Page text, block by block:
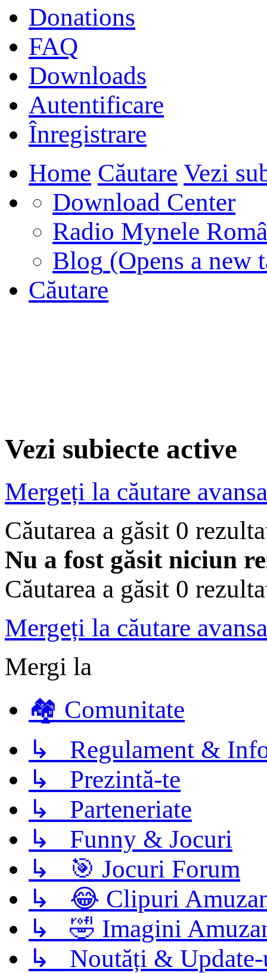
Donations
FAQ
Downloads
Autentificare
Înregistrare
Home Căutare Vezi
Download Center
Radio Mynele
Blog (Opens a new
Căutare
Vezi subiecte active
Mergeți la căutare
Căutarea a găsit 0
Nu a fost găsit niciun
Căutarea a găsit 0
Mergeți la căutare
Mergi la
🏘️ Comunitate
↳ Regulament &
↳ Prezintă-te
↳ Parteneriate
↳ Funny & Jocuri
↳ 🎯 Jocuri Forum
↳ 😂 Clipuri
↳ 🤣 Imagini
↳ Noutăți &